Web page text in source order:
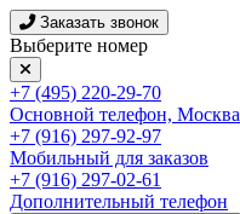
Заказать звонок
Выберите номер
+7 (495) 220-29-70
Основной телефон, Москва
+7 (916) 297-92-97
Мобильный для заказов
+7 (916) 297-02-61
Дополнительный телефон